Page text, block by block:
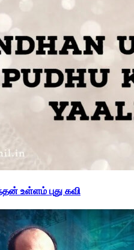
உள்ளம் புது கவி